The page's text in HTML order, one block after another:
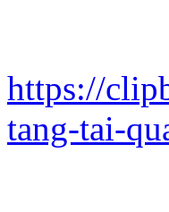
https://
tang-tai-